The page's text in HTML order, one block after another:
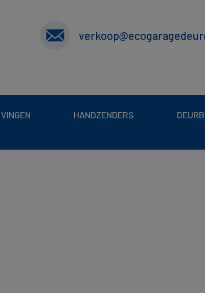
HANDZENDERS